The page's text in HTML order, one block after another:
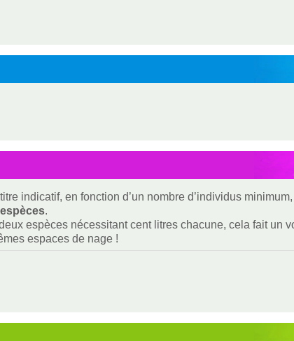
indicatif, en fonction d’un nombre d’individus
espèces.
espèces nécessitant cent litres chacune, cela fait un
espaces de nage !